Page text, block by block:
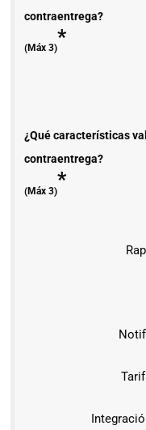
contraentrega?
(Máx 3)*
¿Qué características
contraentrega?
(Máx 3)*